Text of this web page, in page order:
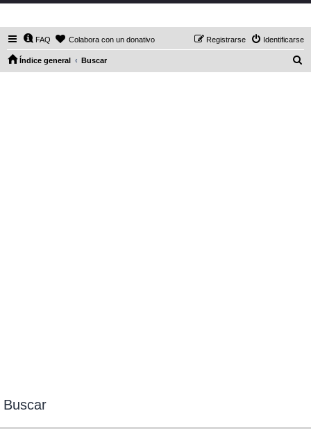
FAQ Colabora con un donativo Identificarse
Registrarse
Índice general Buscar
Buscar